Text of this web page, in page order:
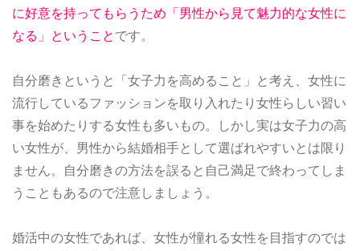
に好意を持ってもらうため「男性から見て魅力的な女性に
なる」ということ です。
自分磨きというと「女子力を高めること」と考え、女性に
流行しているファッションを取り入れたり女性らしい習い
事を始めたりする女性も多いもの。しかし実は女子力の高
い女性が、男性から結婚相手として選ばれやすいとは限り
ません。自分磨きの方法を誤ると自己満足で終わってしま
うこともあるので注意しましょう。
婚活中の女性であれば、女性が憧れる女性を目指すのでは